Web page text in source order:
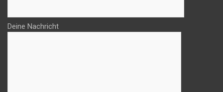
Deine Nachricht